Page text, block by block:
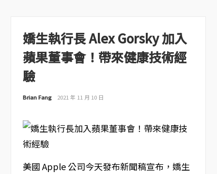
嬌生執行長 Alex Gorsky 加入
蘋果董事會！帶來健康技術經
驗
Brian Fang 2021 年 11 月 10 日
美國 Apple 公司今天發布新聞稿宣布，嬌生